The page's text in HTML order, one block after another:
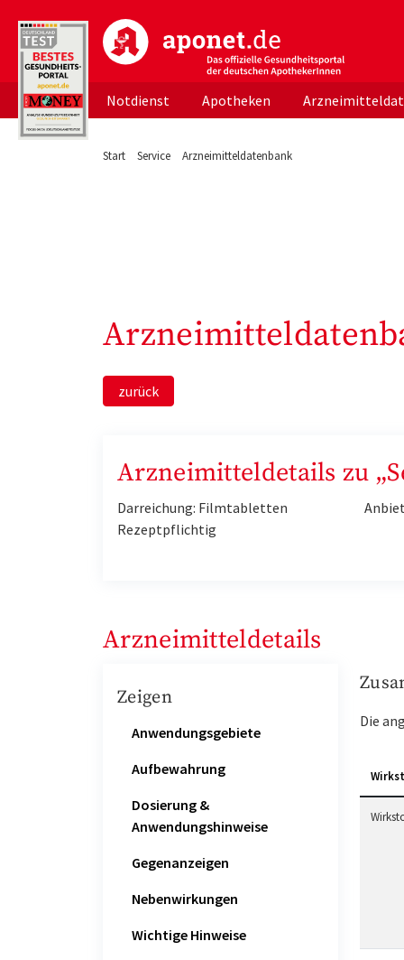
aponet.de - Das offizielle Gesundheitsportal
Notdienst Apotheken
Start Service Arzneimitteldatenbank
zurück
Arzneimitteldetails zu
Darreichung: Filmtabletten
Rezeptpflichtig
Arzneimitteldetails
Zeigen
Anwendungsgebiete
Aufbewahrung
Dosierung &
Anwendungshinweise
Gegenanzeigen
Nebenwirkungen
Wichtige Hinweise
Die